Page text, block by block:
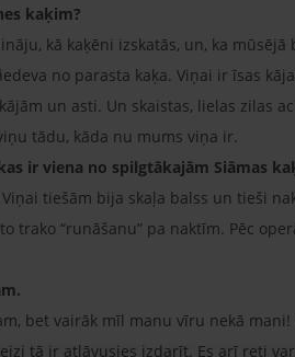
kaķim?
kā kaķēni izskatās, un, ka
no parasta kaķa. Viņai ir īsas
un asti. Un skaistas, lielas zilas
tādu, kāda nu mums viņa ir.
ir viena no spilgtākajām Siāmas
tiešām bija skaļa balss un tieši
“runāšanu” pa naktīm. Pēc
bet vairāk mīl manu vīru nekā
tā ir atļāvusies izdarīt. Es arī reti